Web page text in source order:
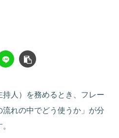
人）を務めるとき、フレー
れの中でどう使うか」が分